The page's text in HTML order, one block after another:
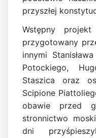
przyszłej
Wstępny
przygotowany
innymi
Potockiego,
Staszica oraz
Scipione
obawie przed
stronnictwo
dni